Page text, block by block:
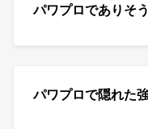
パワプロでありそ
パワプロで隠れた